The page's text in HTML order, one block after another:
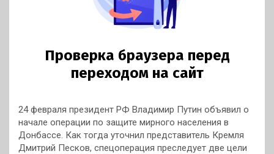
24 февраля президент РФ Владимир Путин объявил о
начале операции по защите мирного населения в
Донбассе. Как тогда уточнил представитель Кремля
Дмитрий Песков, спецоперация преследует две цели